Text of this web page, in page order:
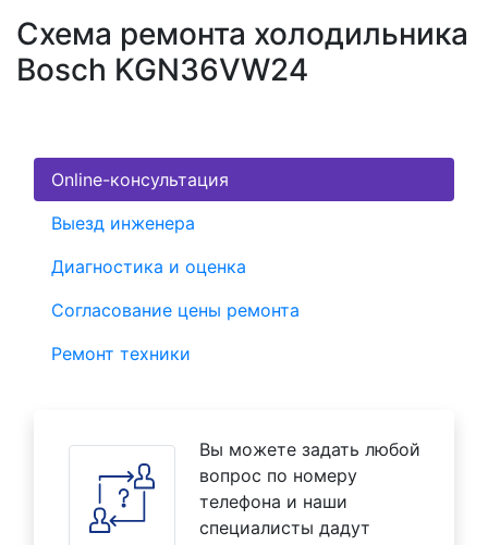
Схема ремонта холодильника
Bosch KGN36VW24
Online-консультация
Выезд инженера
Диагностика и оценка
Согласование цены ремонта
Ремонт техники
Вы можете задать любой
вопрос по номеру
телефона и наши
специалисты дадут